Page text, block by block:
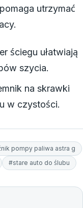
utrzymać
ściegu ułatwiają
szycia.
na skrawki
w czystości.
pompy paliwa astra g
#stare auto do ślubu